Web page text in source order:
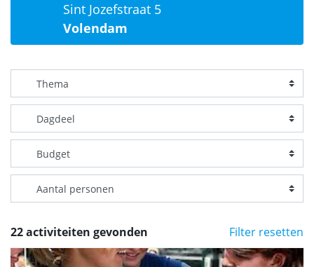
Sint Jozefstraat 5
Volendam
22 activiteiten gevonden Filter resetten